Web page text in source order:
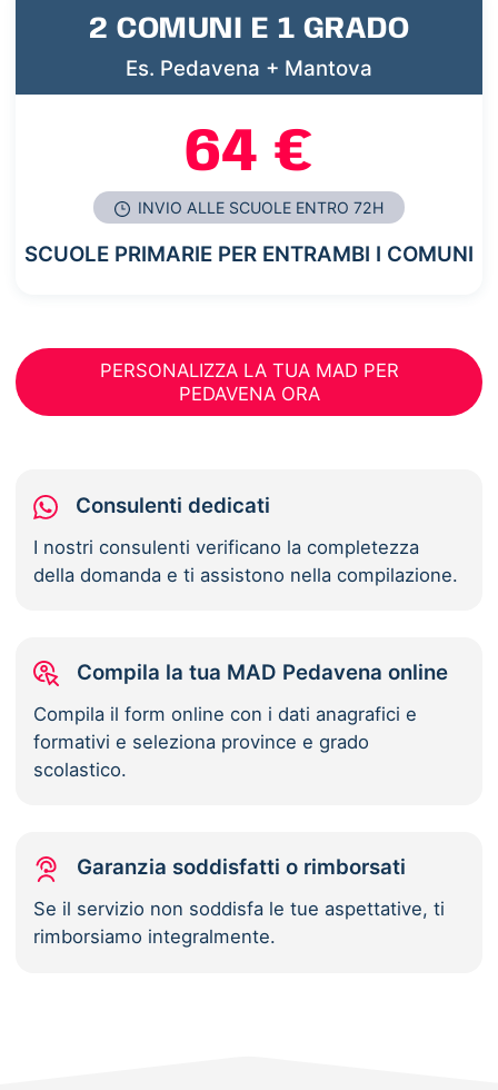
2 COMUNI E 1 GRADO
Es. Pedavena + Mantova
64 €
INVIO ALLE SCUOLE ENTRO 72H
SCUOLE PRIMARIE PER ENTRAMBI I COMUNI
PERSONALIZZA LA TUA MAD PER
PEDAVENA ORA
Consulenti dedicati
I nostri consulenti verificano la completezza
della domanda e ti assistono nella compilazione.
Compila la tua MAD Pedavena online
Compila il form online con i dati anagrafici e
formativi e seleziona province e grado
scolastico.
Garanzia soddisfatti o rimborsati
Se il servizio non soddisfa le tue aspettative, ti
rimborsiamo integralmente.